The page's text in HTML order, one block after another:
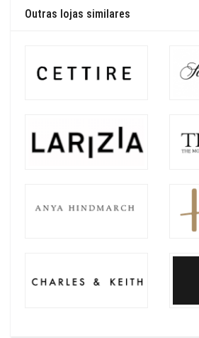
Outras lojas similares